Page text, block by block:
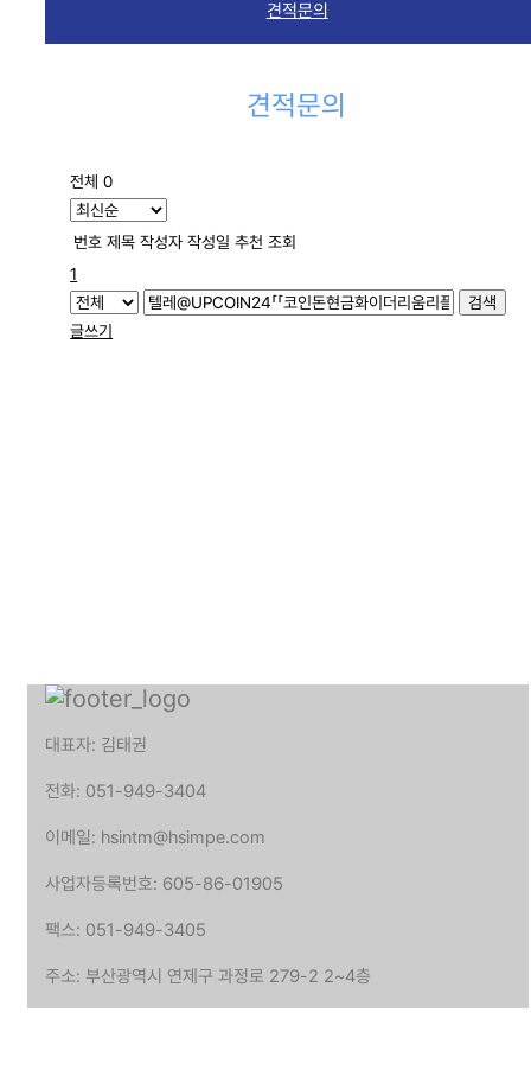
견적문의
견적문의
전체 0
번호 제목 작성자 작성일 추천 조회
1
검색
글쓰기
대표자: 김태권
전화: 051-949-3404
이메일: hsintm@hsimpe.com
사업자등록번호: 605-86-01905
팩스: 051-949-3405
주소: 부산광역시 연제구 과정로 279-2 2~4층